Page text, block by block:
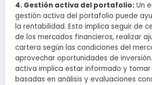
4. Gestión activa del portafolio: Un
gestión activa del portafolio puede
la rentabilidad. Esto implica seguir de
de los mercados financieros, realizar
cartera según las condiciones del
aprovechar oportunidades de
activa implica estar informado y tomar
basadas en análisis y evaluaciones